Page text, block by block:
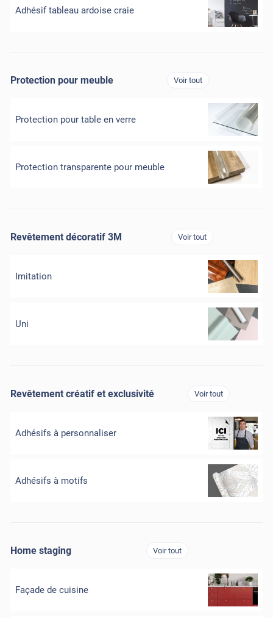
Adhésif tableau ardoise craie
Protection pour meuble Voir tout
Protection pour table en verre
Protection transparente pour meuble
Revêtement décoratif 3M Voir tout
Imitation
Uni
Revêtement créatif et exclusivité Voir tout
Adhésifs à personnaliser
Adhésifs à motifs
Home staging Voir tout
Façade de cuisine